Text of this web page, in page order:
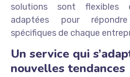
solutions sont flexibles
adaptées pour
spécifiques de chaque
Un service qui
nouvelles tendances